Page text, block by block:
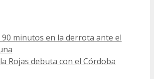
minutos en la derrota ante el
Rojas debuta con el Córdoba